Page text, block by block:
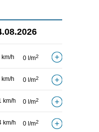
km/h 0 l/m2
km/h 0 l/m2
km/h 0 l/m2
km/h 0 l/m2